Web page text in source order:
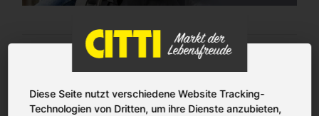
Diese Seite nutzt verschiedene Website Tracking-
Technologien von Dritten, um ihre Dienste anzubieten,